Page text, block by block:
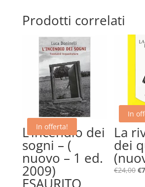
Prodotti correlati
In offerta!
L’incendio dei
sogni – (
nuovo – 1 ed.
2009)
In
La
dei
€24,00 Il
€